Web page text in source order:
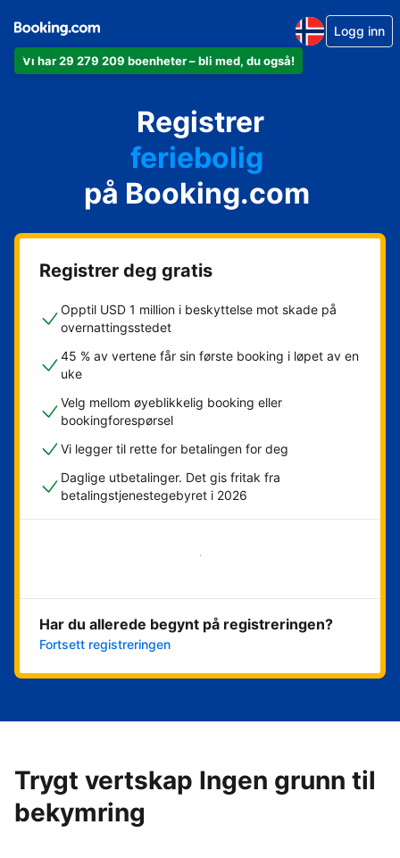
Vi har 29 279 209 boenheter – bli med, du også!
Logg inn
Registrer
leiligheten din
hotellet ditt
feriebolig
gjestgiveriet ditt
rorbua di
på Booking.com
Registrer deg gratis
Opptil USD 1 million i beskyttelse mot skade på
overnattingsstedet
45 % av vertene får sin første booking i løpet av en
uke
Velg mellom øyeblikkelig booking eller
bookingforespørsel
Vi legger til rette for betalingen for deg
Daglige utbetalinger. Det gis fritak fra
betalingstjenestegebyret i 2026
Kom i gang nå
Har du allerede begynt på registreringen?
Fortsett registreringen
Trygt vertskap Ingen grunn til
bekymring